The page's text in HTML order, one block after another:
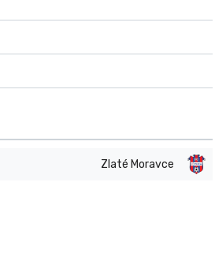
Zlaté Moravce